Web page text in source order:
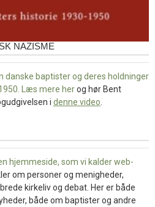
NAZISME
danske baptister og deres holdninger
Læs mere herog hør Bent
i denne video
hjemmeside, som vi kalder web-
om personer og menigheder,
kirkeliv og debat. Her er både
både om baptister og andre